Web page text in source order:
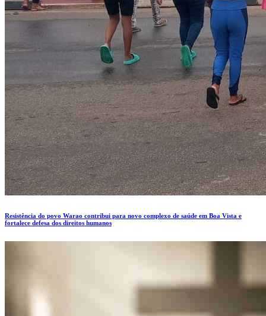
Resistência do povo Warao contribui para novo complexo de saúde em Boa Vista e
fortalece defesa dos direitos humanos